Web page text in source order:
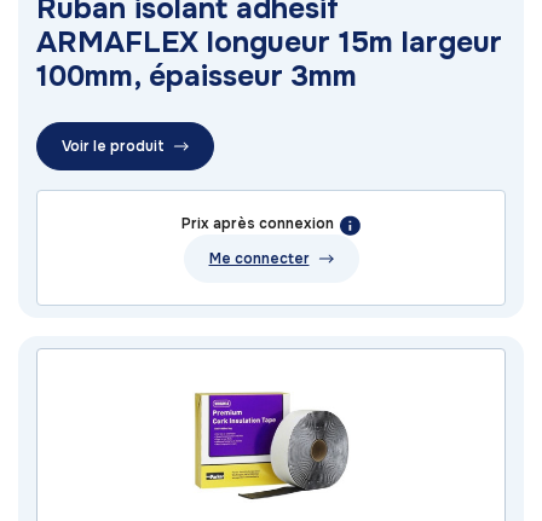
Ruban isolant adhésif
ARMAFLEX longueur 15m largeur
100mm, épaisseur 3mm
Voir le produit
Prix après connexion
Me connecter